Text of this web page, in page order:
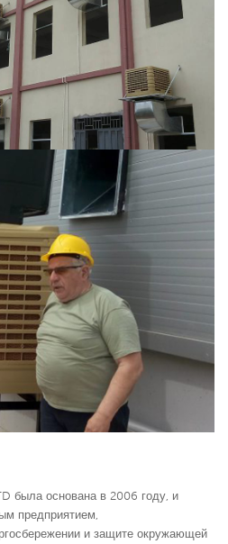
была основана в 2006 году, и
предприятием,
и защите окружающей